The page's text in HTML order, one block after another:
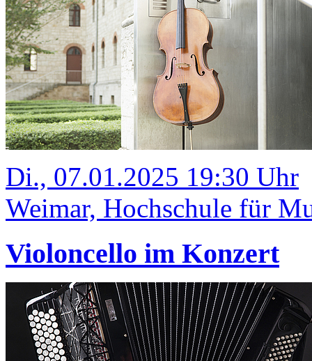
Di., 07.01.2025 19:30 Uhr
Weimar, Hochschule für
Violoncello im Konzert